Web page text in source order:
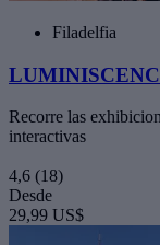
Filadelfia
Recorre las
interactivas
4,6 (18)
Desde
29,99 US$